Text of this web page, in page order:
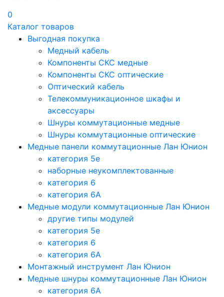
0
Каталог товаров
Выгодная покупка
Медный кабель
Компоненты СКС медные
Компоненты СКС оптические
Оптический кабель
Телекоммуникационное шкафы и
аксессуары
Шнуры коммутационные медные
Шнуры коммутационные оптические
Медные панели коммутационные Лан Юнион
категория 5e
наборные неукомплектованные
категория 6
категория 6A
Медные модули коммутационные Лан Юнион
другие типы модулей
категория 5е
категория 6
категория 6A
Монтажный инструмент Лан Юнион
Медные шнуры коммутационные Лан Юнион
категория 6A